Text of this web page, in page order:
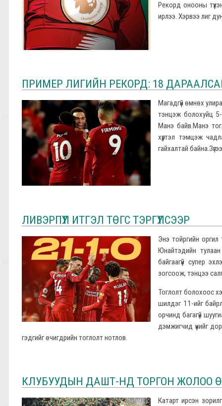
Рекорд онооны
ирлээ. Хэрвээ лиг
ПРИМЕР ЛИГИЙН РЕКОРД: 18
Магадгүй өмнөх
тэнцэж болохуйц
Манэ байв.Манэ
хүртэл тэмцэж
гайхалтай
ЛИВЭРПҮҮЛ ИТГЭЛ ТӨГС ТЭРГҮҮЛСЭЭР
Энэ тойргийн оргил
Юнайтэдийн
байгаагүй супер
зогсоож, тэнцээ
Тоглолт болохоос
шилдэг 11-ийг
орчинд багагүй
дэмжигчид үүнийг
гэдгийг өчигдрийн тоглолт нотлов.
КЛУБУУДЫН ДАШТ-НД ТОРГОН ЖОЛОО
Катарт ирсэн